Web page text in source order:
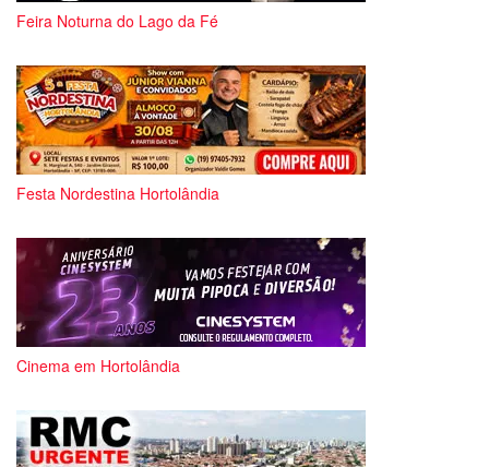
Feira Noturna do Lago da Fé
Festa Nordestina Hortolândia
Cinema em Hortolândia